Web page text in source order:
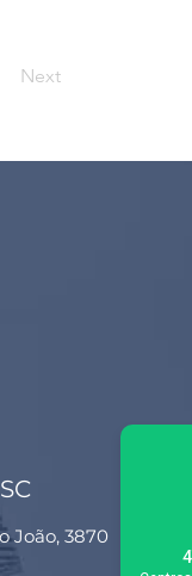
Next
João, 3870